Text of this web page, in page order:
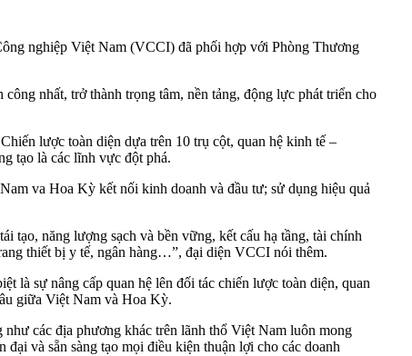
nghiệp Việt Nam (VCCI) đã phối hợp với Phòng Thương
nhất, trở thành trọng tâm, nền tảng, động lực phát triển cho
lược toàn diện dựa trên 10 trụ cột, quan hệ kinh tế –
tạo là các lĩnh vực đột phá.
va Hoa Kỳ kết nối kinh doanh và đầu tư; sử dụng hiệu quả
tạo, năng lượng sạch và bền vững, kết cấu hạ tầng, tài chính
thiết bị y tế, ngân hàng…”, đại diện VCCI nói thêm.
là sự nâng cấp quan hệ lên đối tác chiến lược toàn diện, quan
giữa Việt Nam và Hoa Kỳ.
các địa phương khác trên lãnh thổ Việt Nam luôn mong
và sẵn sàng tạo mọi điều kiện thuận lợi cho các doanh